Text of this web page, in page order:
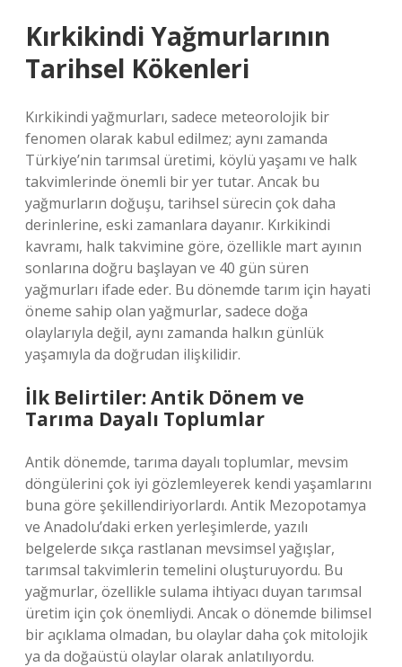
Kırkikindi Yağmurlarının
Tarihsel Kökenleri
Kırkikindi yağmurları, sadece meteorolojik bir
fenomen olarak kabul edilmez; aynı zamanda
Türkiye’nin tarımsal üretimi, köylü yaşamı ve halk
takvimlerinde önemli bir yer tutar. Ancak bu
yağmurların doğuşu, tarihsel sürecin çok daha
derinlerine, eski zamanlara dayanır. Kırkikindi
kavramı, halk takvimine göre, özellikle mart ayının
sonlarına doğru başlayan ve 40 gün süren
yağmurları ifade eder. Bu dönemde tarım için hayati
öneme sahip olan yağmurlar, sadece doğa
olaylarıyla değil, aynı zamanda halkın günlük
yaşamıyla da doğrudan ilişkilidir.
İlk Belirtiler: Antik Dönem ve
Tarıma Dayalı Toplumlar
Antik dönemde, tarıma dayalı toplumlar, mevsim
döngülerini çok iyi gözlemleyerek kendi yaşamlarını
buna göre şekillendiriyorlardı. Antik Mezopotamya
ve Anadolu’daki erken yerleşimlerde, yazılı
belgelerde sıkça rastlanan mevsimsel yağışlar,
tarımsal takvimlerin temelini oluşturuyordu. Bu
yağmurlar, özellikle sulama ihtiyacı duyan tarımsal
üretim için çok önemliydi. Ancak o dönemde bilimsel
bir açıklama olmadan, bu olaylar daha çok mitolojik
ya da doğaüstü olaylar olarak anlatılıyordu.